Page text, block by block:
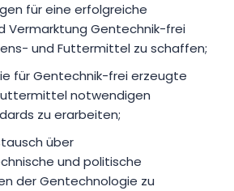
für eine erfolgreiche
Vermarktung Gentechnik-frei
und Futtermittel zu schaffen;
für Gentechnik-frei erzeugte
notwendigen
zu erarbeiten;
über
und politische
der Gentechnologie zu